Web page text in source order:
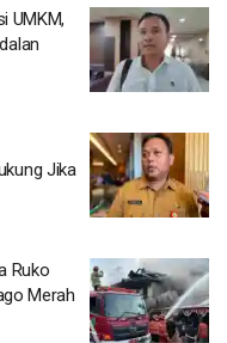
UMKM,
Jika
Ruko
Merah